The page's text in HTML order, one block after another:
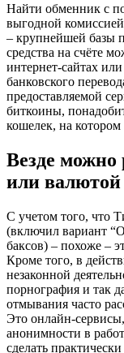
Найти обменник с
выгодной
– крупнейшей базы
средства на счёте
интернет-сайтах
банковского
предоставляемой
биткоины,
кошелек, на котором
Везде можно
или валютой
С учетом того, что
(включил вариант
баксов) – похоже –
Кроме того, в
незаконной
порнография и так
отмывания часто
Это онлайн-
анонимности в
сделать